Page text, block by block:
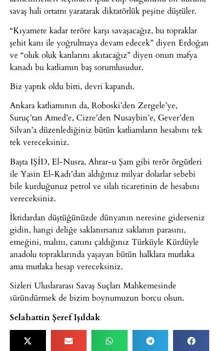
savaş hali ortamı yaratarak diktatörlük peşine düştüler.
“Kıyamete kadar teröre karşı savaşacağız, bu topraklar
şehit kanı ile yoğrulmaya devam edecek” diyen Erdoğan
ve “oluk oluk kanlarını akıtacağız” diyen onun mafya
kanadı bu katliamın baş sorumlusudur.
Biz yaptık oldu bitti, devri kapandı.
Ankara katliamının da, Roboski’den Zergele’ye,
Suruç’tan Amed’e, Cizre’den Nusaybin’e, Gever’den
Silvan’a düzenlediğiniz bütün katliamların hesabını tek
tek vereceksiniz.
Başta IŞİD, El-Nusra, Ahrar-u Şam gibi terör örgütleri
ile Yasin El-Kadı’dan aldığınız milyar dolarlar sebebi
bile kurduğunuz petrol ve silah ticaretinin de hesabını
vereceksiniz.
İktidardan düştüğünüzde dünyanın neresine giderseniz
gidin, hangi deliğe saklanırsanız saklanın parasını,
emeğini, malını, canını çaldığınız Türküyle Kürdüyle
anadolu topraklarında yaşayan bütün halklara mutlaka
ama mutlaka hesap vereceksiniz.
Sizleri Uluslararası Savaş Suçları Mahkemesinde
süründürmek de bizim boynumuzun borcu olsun.
Selahattin Şeref Işıldak